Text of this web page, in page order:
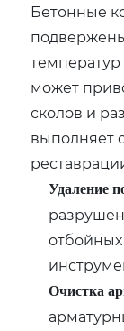
Бетонные
температур
может
сколов и
выполняет
Удаление
Очистка